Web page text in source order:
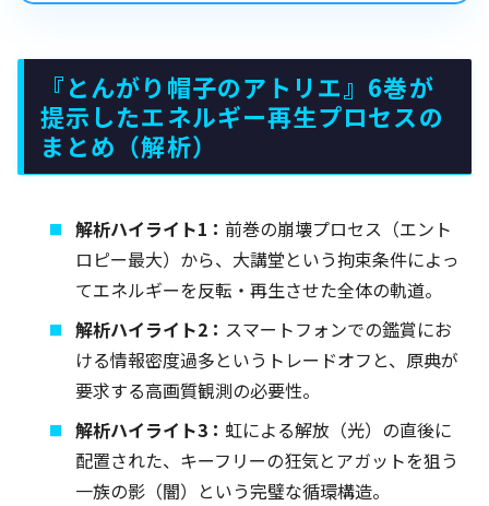
『とんがり帽子のアトリエ』6巻が
提示したエネルギー再生プロセスの
まとめ（解析）
解析ハイライト1：前巻の崩壊プロセス（エント
ロピー最大）から、大講堂という拘束条件によっ
てエネルギーを反転・再生させた全体の軌道。
解析ハイライト2： スマートフォンでの鑑賞にお
ける情報密度過多というトレードオフと、原典が
要求する高画質観測の必要性。
解析ハイライト3： 虹による解放（光）の直後に
配置された、キーフリーの狂気とアガットを狙う
一族の影（闇）という完璧な循環構造。